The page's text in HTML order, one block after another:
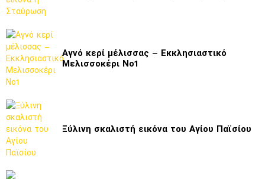
Αγνό κερί μέλισσας – Εκκλησιαστικό
Μελισσοκέρι Νο1
Ξύλινη σκαλιστή εικόνα του Αγίου Παϊσίου